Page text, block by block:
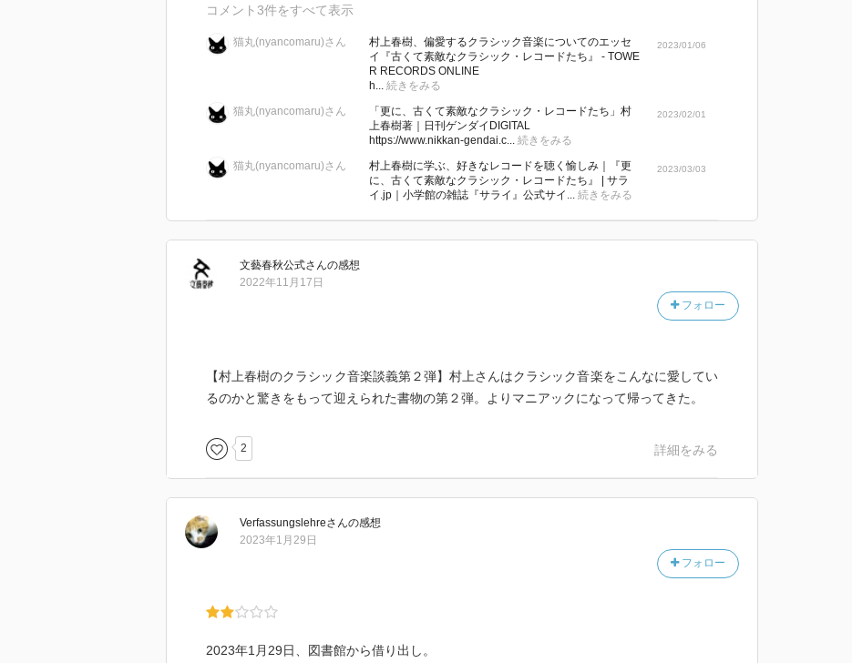
コメント 3件をすべて表示
猫丸(nyancomaru)さん
村上春樹、偏愛するクラシック音楽についてのエッセ
イ『古くて素敵なクラシック・レコードたち』 - TOWE
R RECORDS ONLINE
h... 続きをみる
2023/01/06
猫丸(nyancomaru)さん
「更に、古くて素敵なクラシック・レコードたち」村
上春樹著｜日刊ゲンダイDIGITAL
https://www.nikkan-gendai.c... 続きをみる
2023/02/01
猫丸(nyancomaru)さん
村上春樹に学ぶ、好きなレコードを聴く愉しみ｜『更
に、古くて素敵なクラシック・レコードたち』 | サラ
イ.jp｜小学館の雑誌『サライ』公式サイ... 続きをみる
2023/03/03
文藝春秋公式さんの感想
フォロー
2022年11月17日
【村上春樹のクラシック音楽談義第２弾】村上さんはクラシック音楽をこんなに愛してい
るのかと驚きをもって迎えられた書物の第２弾。よりマニアックになって帰ってきた。
2 詳細をみる
Verfassungslehreさんの感想
フォロー
2023年1月29日
2023年1月29日、図書館から借り出し。